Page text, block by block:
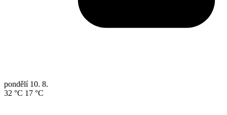
pondělí 10. 8.
32 °C 17 °C